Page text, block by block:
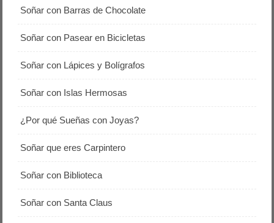
Soñar con Barras de Chocolate
Soñar con Pasear en Bicicletas
Soñar con Lápices y Bolígrafos
Soñar con Islas Hermosas
¿Por qué Sueñas con Joyas?
Soñar que eres Carpintero
Soñar con Biblioteca
Soñar con Santa Claus